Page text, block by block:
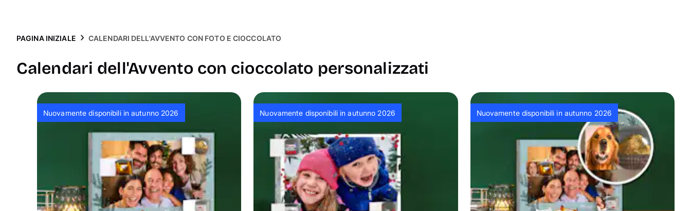
PAGINA INIZIALE CALENDARI DELL'AVVENTO CON FOTO E CIOCCOLATO
Calendari dell'Avvento con cioccolato personalizzati
Nuovamente disponibili in autunno 2026 Nuovamente disponibili in autunno 2026 Nuovamente disponibili in autunno 2026